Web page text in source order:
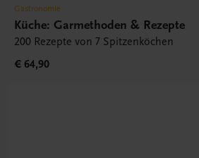
Gastronomie
Küche: Garmethoden & Rezepte
200 Rezepte von 7 Spitzenköchen
€ 64,90